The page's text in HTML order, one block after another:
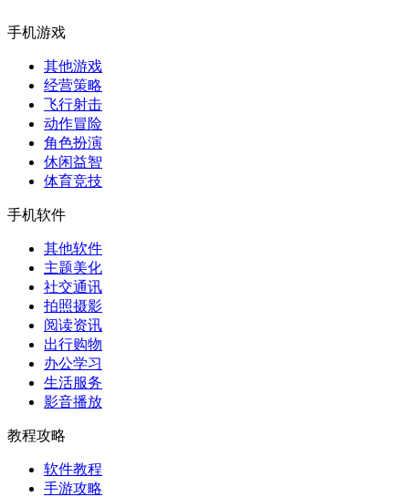
手机游戏
其他游戏
经营策略
飞行射击
动作冒险
角色扮演
休闲益智
体育竞技
手机软件
其他软件
主题美化
社交通讯
拍照摄影
阅读资讯
出行购物
办公学习
生活服务
影音播放
教程攻略
软件教程
手游攻略